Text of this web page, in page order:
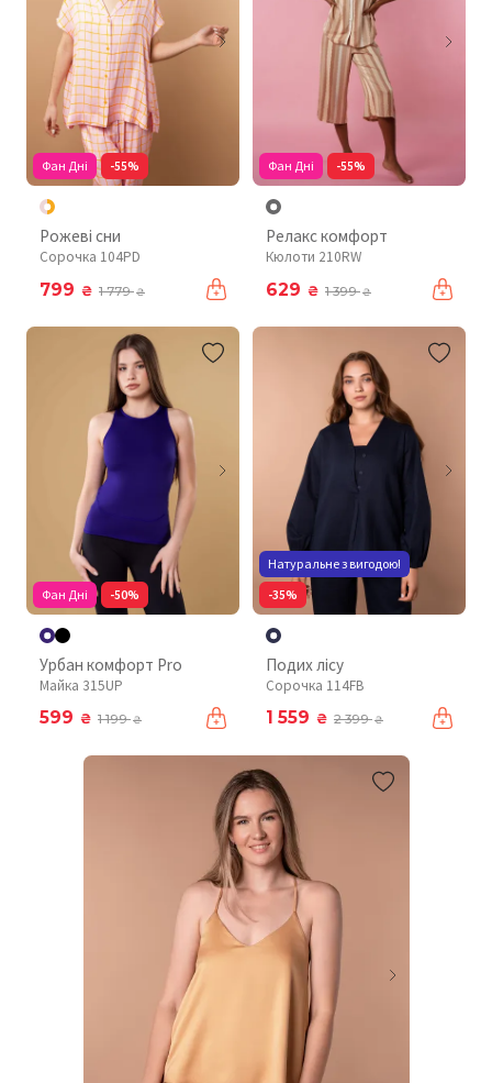
Фан Дні -55%
Рожеві сни
Сорочка 104PD
799 ₴ 1 779₴
Фан Дні -55%
Релакс комфорт
Кюлоти 210RW
629 ₴ 1 399₴
Фан Дні -50%
Урбан комфорт Pro
Майка 315UP
599 ₴ 1 199₴
Натуральне з вигодою!
-35%
Подих лісу
Сорочка 114FB
1 559 ₴ 2 399₴